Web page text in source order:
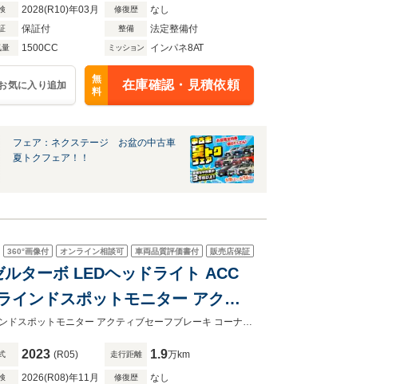
2028(R10)年03月 修復歴 なし
保証付 整備 法定整備付
量 1500CC ミッション インパネ8AT
気に入り追加
無
料
在庫確認・見積依頼
フェア：ネクステージ お盆の中古車
夏トクフェア！！
360°画像付 オンライン相談可 車両品質評価書付 販売店保証
ターボ LEDヘッドライト ACC
インドスポットモニター アクテ
フレール スマートキー 前後ドラ
LEDヘッドライト ACC AppleCarPlay Bカメラ ガラスルーフ ブラインドスポットモニター アクティブセーフブレーキ コーナーセンサー スマートキー 前後ドライブレコーダー 純正16AW ETC
2023 (R05) 走行距離 1.9万km
2026(R08)年11月 修復歴 なし